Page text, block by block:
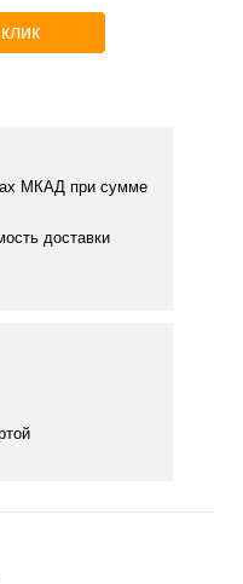
МКАД при сумме
доставки